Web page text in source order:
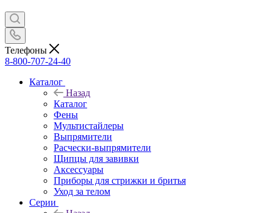
Телефоны
8-800-707-24-40
Каталог
Назад
Каталог
Фены
Мультистайлеры
Выпрямители
Расчески-выпрямители
Щипцы для завивки
Аксессуары
Приборы для стрижки и бритья
Уход за телом
Серии